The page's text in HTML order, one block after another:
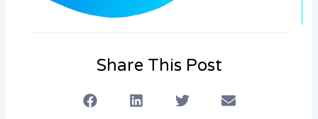
Share This Post